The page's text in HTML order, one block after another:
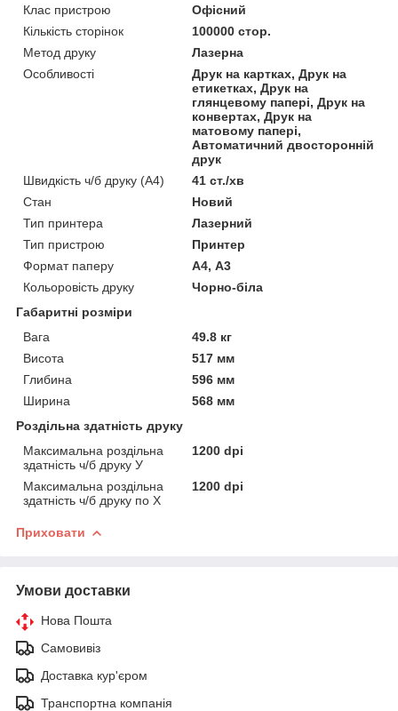
Клас пристрою
Офісний
Кількість сторінок
100000 стор.
Метод друку
Лазерна
Особливості
Друк на картках, Друк на
етикетках, Друк на
глянцевому папері, Друк на
конвертах, Друк на
матовому папері,
Автоматичний двосторонній
друк
Швидкість ч/б друку (A4)
41 ст./хв
Стан
Новий
Тип принтера
Лазерний
Тип пристрою
Принтер
Формат паперу
А4, А3
Кольоровість друку
Чорно-біла
Габаритні розміри
Вага
49.8 кг
Висота
517 мм
Глибина
596 мм
Ширина
568 мм
Роздільна здатність друку
Максимальна роздільна
здатність ч/б друку У
1200 dpi
Максимальна роздільна
здатність ч/б друку по Х
1200 dpi
Приховати
Умови доставки
Нова Пошта
Самовивіз
Доставка кур'єром
Транспортна компанія